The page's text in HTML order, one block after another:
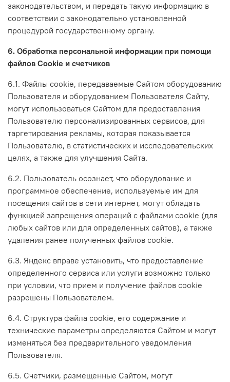
законодательством, и передать такую информацию в
соответствии с законодательно установленной
процедурой государственному органу.
6. Обработка персональной информации при помощи
файлов Cookie и счетчиков
6.1. Файлы cookie, передаваемые Сайтом оборудованию
Пользователя и оборудованием Пользователя Сайту,
могут использоваться Сайтом для предоставления
Пользователю персонализированных сервисов, для
таргетирования рекламы, которая показывается
Пользователю, в статистических и исследовательских
целях, а также для улучшения Сайта.
6.2. Пользователь осознает, что оборудование и
программное обеспечение, используемые им для
посещения сайтов в сети интернет, могут обладать
функцией запрещения операций с файлами cookie (для
любых сайтов или для определенных сайтов), а также
удаления ранее полученных файлов cookie.
6.3. Яндекс вправе установить, что предоставление
определенного сервиса или услуги возможно только
при условии, что прием и получение файлов cookie
разрешены Пользователем.
6.4. Структура файла cookie, его содержание и
технические параметры определяются Сайтом и могут
изменяться без предварительного уведомления
Пользователя.
6.5. Счетчики, размещенные Сайтом, могут